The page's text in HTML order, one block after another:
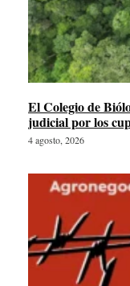
El Colegio de
judicial por los
4 agosto, 2026